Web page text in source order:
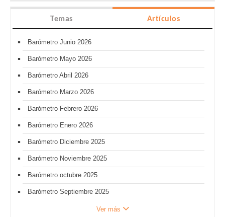
Temas Artículos
Barómetro Junio 2026
Barómetro Mayo 2026
Barómetro Abril 2026
Barómetro Marzo 2026
Barómetro Febrero 2026
Barómetro Enero 2026
Barómetro Diciembre 2025
Barómetro Noviembre 2025
Barómetro octubre 2025
Barómetro Septiembre 2025
Ver más